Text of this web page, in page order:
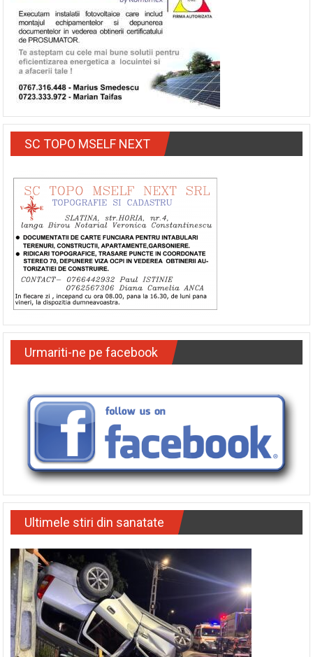
SC TOPO MSELF NEXT
Urmariti-ne pe facebook
Ultimele stiri din sanatate